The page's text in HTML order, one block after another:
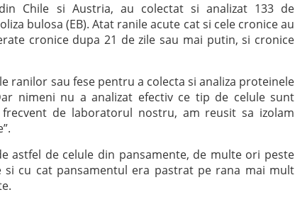
Chile si Austria, au colectat si analizat 133 de
bulosa (EB). Atat ranile acute cat si cele cronice au
cronice dupa 21 de zile sau mai putin, si cronice
ranilor sau fese pentru a colecta si analiza proteinele
nimeni nu a analizat efectiv ce tip de celule sunt
de laboratorul nostru, am reusit sa izolam
astfel de celule din pansamente, de multe ori peste
cu cat pansamentul era pastrat pe rana mai mult